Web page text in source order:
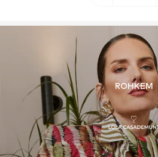
ROHKEM